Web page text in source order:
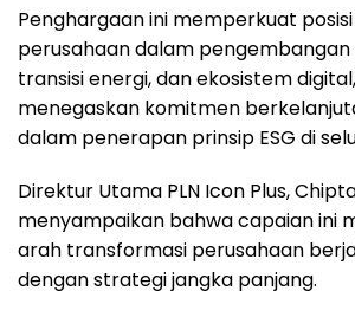
Penghargaan ini memperkuat
perusahaan dalam pengembangan
transisi energi, dan ekosistem
menegaskan komitmen
dalam penerapan prinsip ESG di
Direktur Utama PLN Icon Plus,
menyampaikan bahwa capaian ini
arah transformasi perusahaan
dengan strategi jangka panjang.